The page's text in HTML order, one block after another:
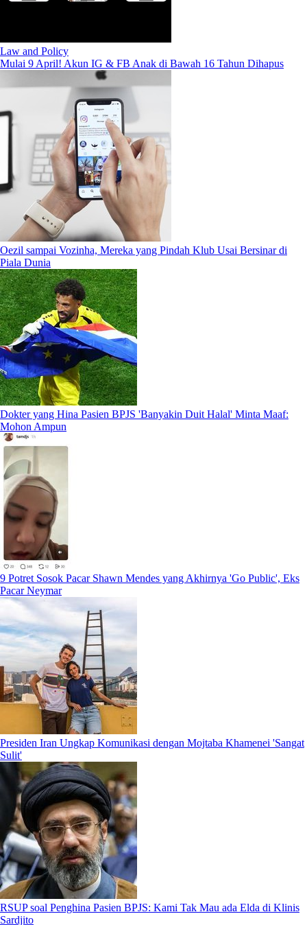
Law and Policy
Mulai 9 April! Akun IG & FB Anak di Bawah 16 Tahun Dihapus
Oezil sampai Vozinha, Mereka yang Pindah Klub Usai Bersinar di
Piala Dunia
Dokter yang Hina Pasien BPJS 'Banyakin Duit Halal' Minta Maaf:
Mohon Ampun
9 Potret Sosok Pacar Shawn Mendes yang Akhirnya 'Go Public', Eks
Pacar Neymar
Presiden Iran Ungkap Komunikasi dengan Mojtaba Khamenei 'Sangat
Sulit'
RSUP soal Penghina Pasien BPJS: Kami Tak Mau ada Elda di Klinis
Sardjito